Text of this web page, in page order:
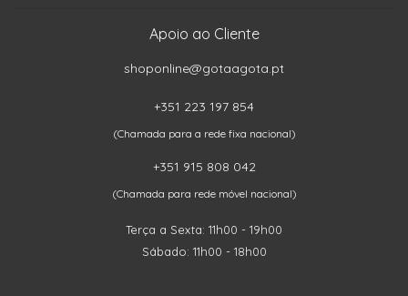
Apoio ao Cliente
shoponline@gotaagota.pt
+351 223 197 854
(Chamada para a rede fixa nacional)
+351 915 808 042
(Chamada para rede móvel nacional)
Terça a Sexta: 11h00 - 19h00
Sábado: 11h00 - 18h00